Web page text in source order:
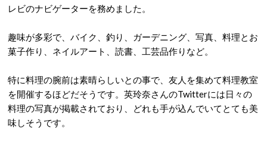
レビのナビゲーターを務めました。
趣味が多彩で、バイク、釣り、ガーデニング、写真、料理とお
菓子作り、ネイルアート、読書、工芸品作りなど。
特に料理の腕前は素晴らしいとの事で、友人を集めて料理教室
を開催するほどだそうです。英玲奈さんのTwitterには日々の
料理の写真が掲載されており、どれも手が込んでいてとても美
味しそうです。